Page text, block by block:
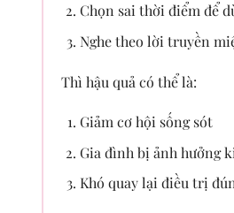
Chọn sai thời điểm để
Nghe theo lời truyền
Thì hậu quả có thể là:
Giảm cơ hội sống sót
Gia đình bị ảnh hưởng
Khó quay lại điều trị